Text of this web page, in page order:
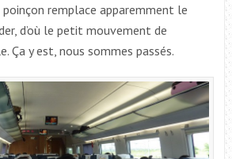
poinçon remplace apparemment le
d’où le petit mouvement de
Ça y est, nous sommes passés.